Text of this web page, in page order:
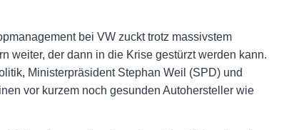
bei VW zuckt trotz massivstem
weiter, der dann in die Krise gestürzt werden kann.
Ministerpräsident Stephan Weil (SPD) und
vor kurzem noch gesunden Autohersteller wie